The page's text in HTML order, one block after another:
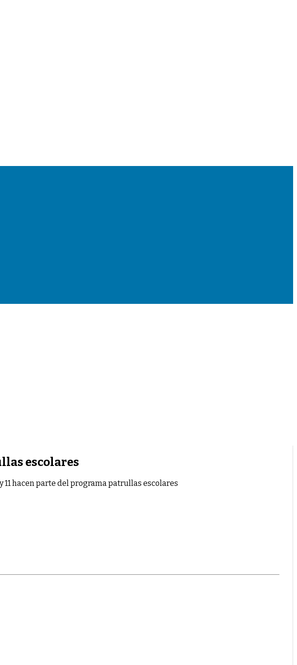
escolares
11 hacen parte del programa patrullas escolares